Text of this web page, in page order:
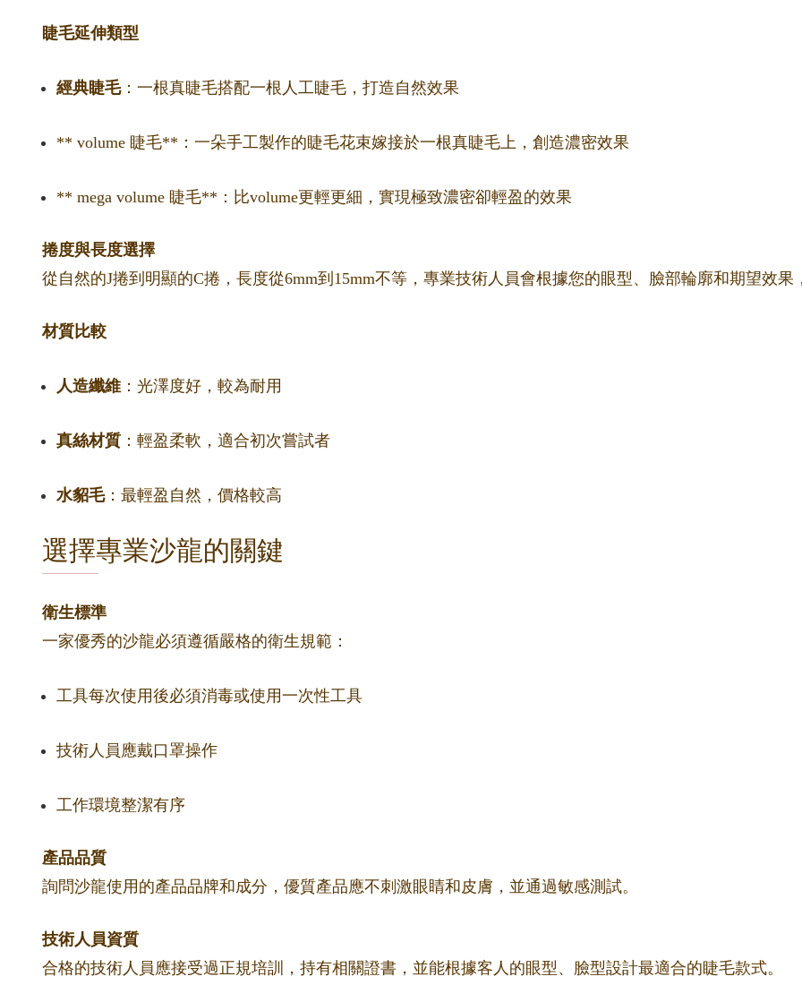
睫毛延伸類型
經典睫毛：一根真睫毛搭配一根人工睫毛，打造自然效果
** volume 睫毛**：一朵手工製作的睫毛花束嫁接於一根真睫毛上，創造濃密效果
** mega volume 睫毛**：比volume更輕更細，實現極致濃密卻輕盈的效果
捲度與長度選擇
從自然的J捲到明顯的C捲，長度從6mm到15mm不等，專業技術人員會根據您的眼型、臉部輪廓和期望效果
材質比較
人造纖維 ：光澤度好，較為耐用
真絲材質 ：輕盈柔軟，適合初次嘗試者
水貂毛：最輕盈自然，價格較高
選擇專業沙龍的關鍵
衛生標準
一家優秀的沙龍必須遵循嚴格的衛生規範：
工具每次使用後必須消毒或使用一次性工具
技術人員應戴口罩操作
工作環境整潔有序
產品品質
詢問沙龍使用的產品品牌和成分，優質產品應不刺激眼睛和皮膚，並通過敏感測試。
技術人員資質
合格的技術人員應接受過正規培訓，持有相關證書，並能根據客人的眼型、臉型設計最適合的睫毛款式。